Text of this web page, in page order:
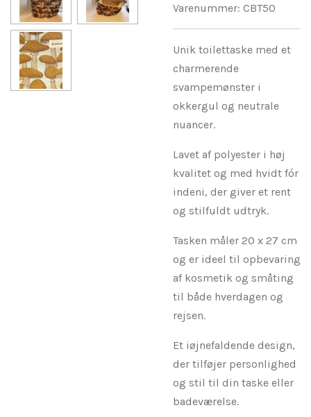
Varenummer: CBT50
Unik toilettaske med et
charmerende
svampemønster i
okkergul og neutrale
nuancer.
Lavet af polyester i høj
kvalitet og med hvidt fór
indeni, der giver et rent
og stilfuldt udtryk.
Tasken måler 20 x 27 cm
og er ideel til opbevaring
af kosmetik og småting
til både hverdagen og
rejsen.
Et iøjnefaldende design,
der tilføjer personlighed
og stil til din taske eller
badeværelse.